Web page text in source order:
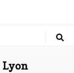
Lyon